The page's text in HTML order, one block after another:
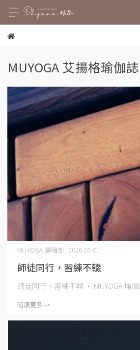
MUYOGA 艾揚格瑜伽誌
師徒同行，習練不輟
MUYOGA 編輯部 | 2026-05-01
師徒同行，習練不輟 · MUYOGA 瑜
閱讀更多 ->